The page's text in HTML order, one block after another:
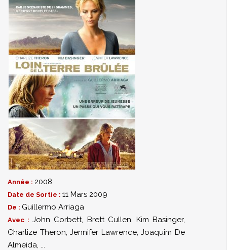
Année : 2008
Date de Sortie : 11 Mars 2009
De : Guillermo Arriaga
Avec :John Corbett, Brett Cullen, Kim Basinger,
Charlize Theron,Jennifer Lawrence,Joaquim De
Almeida, ...